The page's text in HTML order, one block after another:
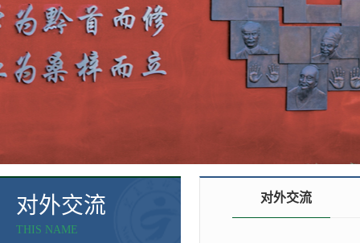
对外交流
THIS NAME
对外交流